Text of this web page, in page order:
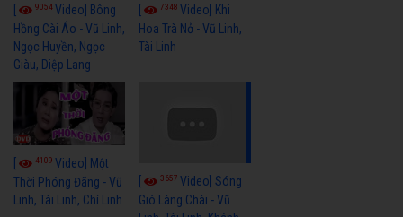
9054Video] Bông
Hồng Cài Áo - Vũ Linh,
Ngọc Huyền, Ngọc
Giàu, Diệp Lang
7348Video] Khi
Hoa Trà Nở - Vũ Linh,
Tài Linh
4109 Video] Một
Thời Phóng Đãng - Vũ
Linh, Tài Linh, Chí Linh
3657Video] Sóng
Gió Làng Chài - Vũ